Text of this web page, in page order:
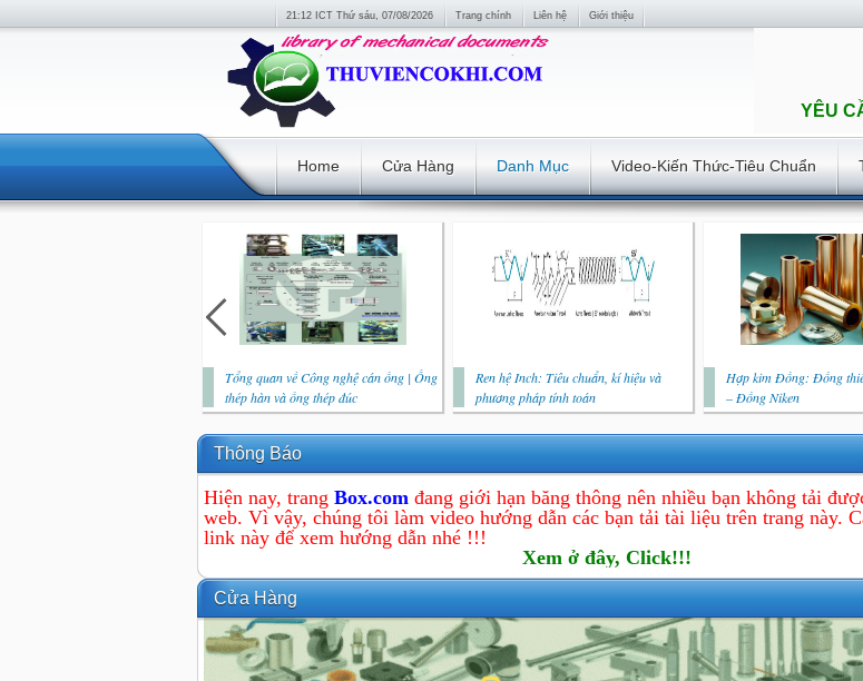
21:12 ICT Thứ sáu, 07/08/2026 Trang chính Liên hệ Giới thiệu
YÊU
Home Cửa Hàng Danh Mục Video-Kiến Thức-Tiêu Chuẩn
Tổng quan về Công nghệ cán ống | Ống
thép hàn và ống thép đúc
Ren hệ Inch: Tiêu chuẩn, kí hiệu và
phương pháp tính toán
Hợp kim Đồng: Đồng
– Đồng Niken
Thông Báo
Hiện nay, trang Box.com đang giới hạn băng thông nên nhiều bạn không tải
web. Vì vậy, chúng tôi làm video hướng dẫn các bạn tải tài liệu trên trang này.
link này để xem hướng dẫn nhé !!!
Xem ở đây, Click!!!
Cửa Hàng